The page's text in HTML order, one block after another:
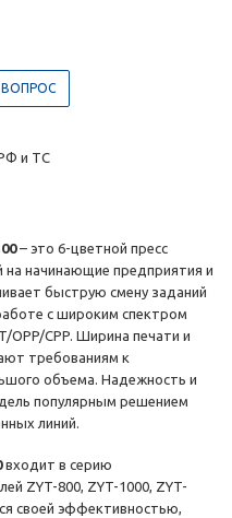
ВОПРОС
и ТС
– это 6-цветной пресс
на начинающие предприятия и
быструю смену заданий
с широким спектром
OPP/CPP. Ширина печати и
требованиям к
объема. Надежность и
популярным решением
линий.
входит в серию
ZYT-800, ZYT-1000, ZYT-
своей эффективностью,